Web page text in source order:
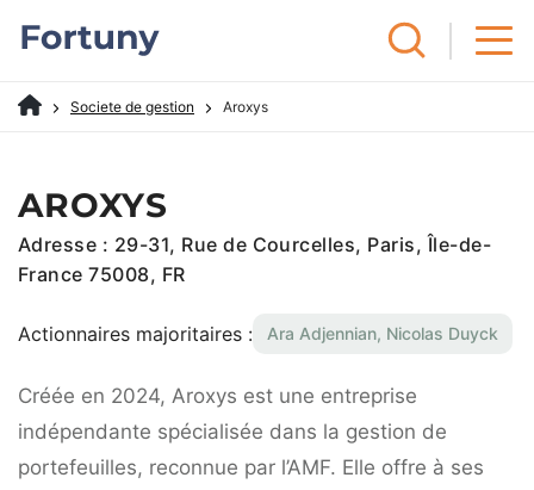
Societe de gestion Aroxys
AROXYS
Adresse : 29-31, Rue de Courcelles, Paris, Île-de-
France 75008, FR
Actionnaires majoritaires : Ara Adjennian, Nicolas Duyck
Créée en 2024, Aroxys est une entreprise
indépendante spécialisée dans la gestion de
portefeuilles, reconnue par l’AMF. Elle offre à ses